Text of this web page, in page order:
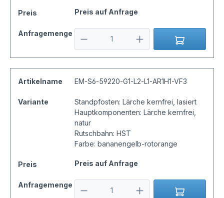
Preis Preis auf Anfrage
Anfragemenge
Artikelname EM-S6-59220-G1-L2-L1-AR1H1-VF3
Variante
Standpfosten: Lärche kernfrei, lasiert
Hauptkomponenten: Lärche kernfrei,
natur
Rutschbahn: HST
Farbe: bananengelb-rotorange
Preis Preis auf Anfrage
Anfragemenge